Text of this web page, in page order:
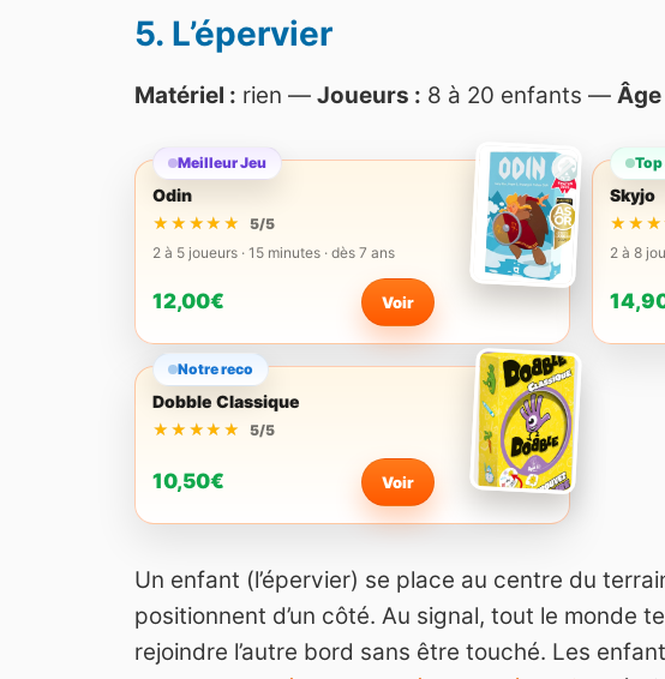
5. L’épervier
Matériel : rien — Joueurs : 8 à 20 enfants — Âge
Meilleur Jeu
Odin
★★★★★
★★★★★
5/5
2 à 5 joueurs · 15 minutes · dès 7 ans
12,00€ Voir
Top
Skyjo
2 à 8
Notre reco
Dobble Classique
★★★★★
★★★★★ 5/5
10,50€ Voir
Un enfant (l’épervier) se place au centre du
positionnent d’un côté. Au signal, tout le monde
rejoindre l’autre bord sans être touché. Les